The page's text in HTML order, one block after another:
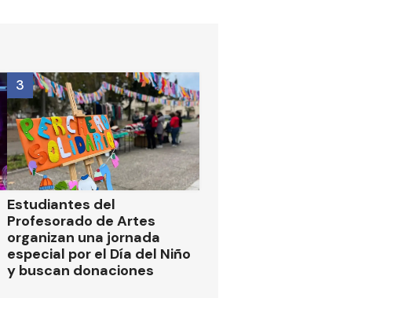
Estudiantes del
Profesorado de Artes
organizan una jornada
especial por el Día del Niño
y buscan donaciones
3